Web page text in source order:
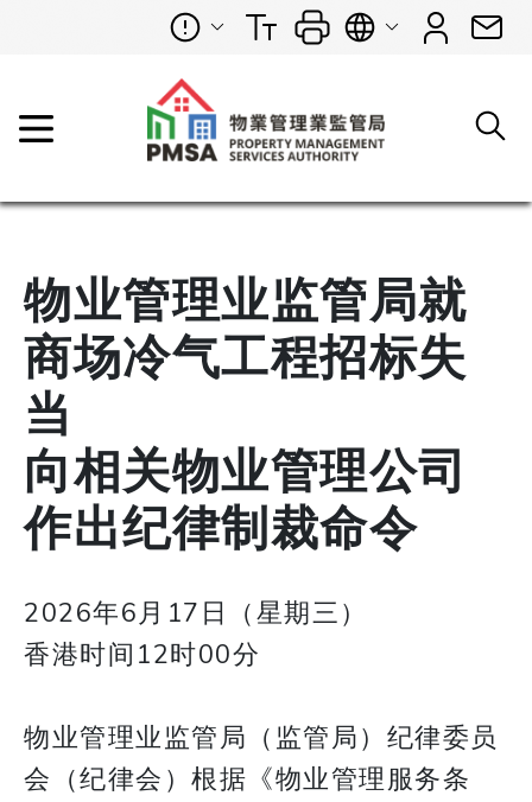
物业管理业监管局就
商场冷气工程招标失
当
向相关物业管理公司
作出纪律制裁命令
2026年6月17日（星期三）
香港时间12时00分
物业管理业监管局（监管局）纪律委员
会（纪律会）根据《物业管理服务条